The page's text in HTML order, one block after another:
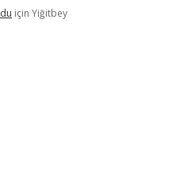
için Yiğitbey